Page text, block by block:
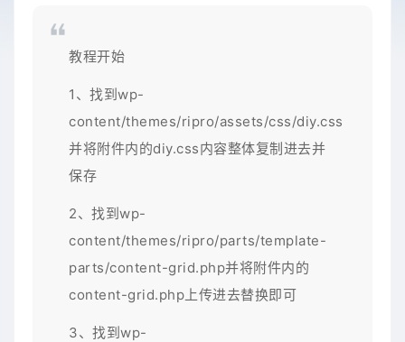
教程开始
1、找到wp-
content/themes/ripro/assets/css/diy.css
并将附件内的diy.css内容整体复制进去并
保存
2、找到wp-
content/themes/ripro/parts/template-
parts/content-grid.php并将附件内的
content-grid.php上传进去替换即可
3、找到wp-